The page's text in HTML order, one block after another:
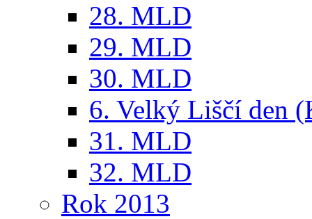
28. MLD
29. MLD
30. MLD
6. Velký Liščí den
31. MLD
32. MLD
Rok 2013